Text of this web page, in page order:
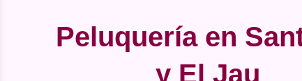
Peluquería en
y El Jau